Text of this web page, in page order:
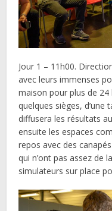
Jour 1 – 11h00.
avec leurs immenses
maison pour plus de 24
quelques sièges, d’une
diffusera les résultats
ensuite les espaces
repos avec des
qui n’ont pas assez de
simulateurs sur place